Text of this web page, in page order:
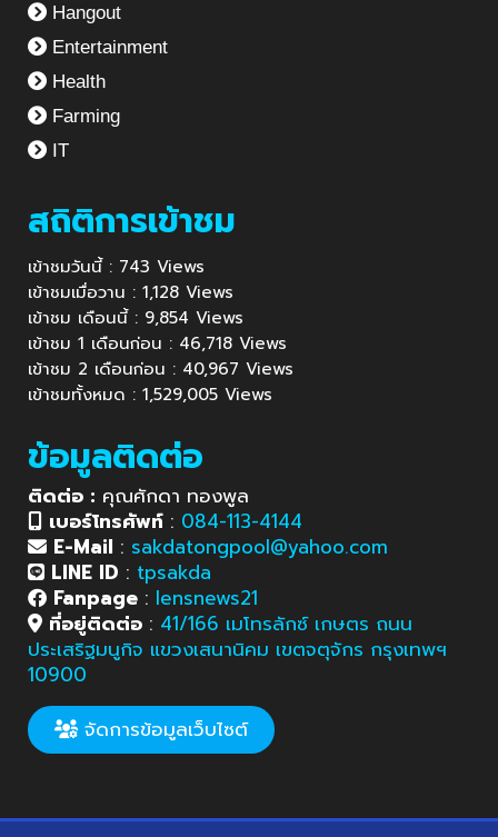
Hangout
Entertainment
Health
Farming
IT
สถิติการเข้าชม
เข้าชมวันนี้ : 743 Views
เข้าชมเมื่อวาน : 1,128 Views
เข้าชม เดือนนี้ : 9,854 Views
เข้าชม 1 เดือนก่อน : 46,718 Views
เข้าชม 2 เดือนก่อน : 40,967 Views
เข้าชมทั้งหมด : 1,529,005 Views
ข้อมูลติดต่อ
ติดต่อ : คุณศักดา ทองพูล
เบอร์โทรศัพท์ : 084-113-4144
E-Mail : sakdatongpool@yahoo.com
LINE ID : tpsakda
Fanpage : lensnews21
ที่อยู่ติดต่อ : 41/166 เมโทรลักซ์ เกษตร ถนน
ประเสริฐมนูกิจ แขวงเสนานิคม เขตจตุจักร กรุงเทพฯ
10900
จัดการข้อมูลเว็บไซต์